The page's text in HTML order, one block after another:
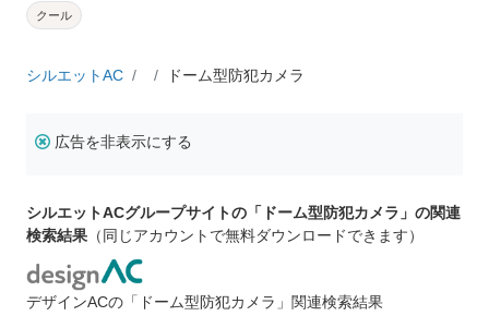
クール
シルエットAC ドーム型防犯カメラ
広告を非表示にする
シルエットACグループサイトの「ドーム型防犯カメラ」の関連
検索結果 （同じアカウントで無料ダウンロードできます）
デザインACの「ドーム型防犯カメラ」関連検索結果